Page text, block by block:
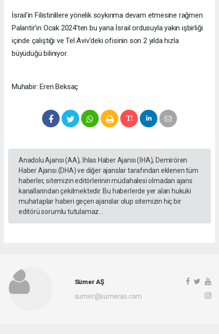
İsrail'in Filistinlilere yönelik soykırıma devam etmesine rağmen
Palantir'in Ocak 2024'ten bu yana İsrail ordusuyla yakın işbirliği
içinde çalıştığı ve Tel Aviv'deki ofisinin son 2 yılda hızla
büyüdüğü biliniyor.
Muhabir: Eren Beksaç
Anadolu Ajansı (AA), İhlas Haber Ajansı (İHA), Demirören
Haber Ajansı (DHA) ve diğer ajanslar tarafından eklenen tüm
haberler, sitemizin editörlerinin müdahalesi olmadan ajans
kanallarından çekilmektedir. Bu haberlerde yer alan hukuki
muhataplar haberi geçen ajanslar olup sitemizin hiç bir
editörü sorumlu tutulamaz...
Sümer AŞ
sumer@sumeras.com